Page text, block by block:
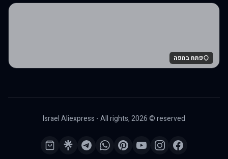
פתח במפה
Israel Aliexpress - All rights,2026© reserved